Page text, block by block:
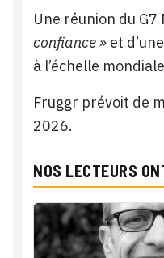
Une réunion du
confiance » et d’une
à l’échelle
Fruggr prévoit de
2026.
NOS LECTEURS